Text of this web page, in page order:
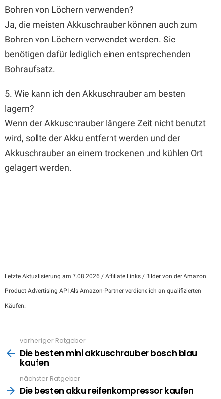
Bohren von Löchern verwenden?
Ja, die meisten Akkuschrauber können auch zum
Bohren von Löchern verwendet werden. Sie
benötigen dafür lediglich einen entsprechenden
Bohraufsatz.
5. Wie kann ich den Akkuschrauber am besten
lagern?
Wenn der Akkuschrauber längere Zeit nicht benutzt
wird, sollte der Akku entfernt werden und der
Akkuschrauber an einem trockenen und kühlen Ort
gelagert werden.
Letzte Aktualisierung am 7.08.2026 / Affiliate Links / Bilder von der Amazon
Product Advertising API Als Amazon-Partner verdiene ich an qualifizierten
Käufen.
more
vorheriger Ratgeber
Die besten mini akkuschrauber bosch blau
kaufen
nächster Ratgeber
Die besten akku reifenkompressor kaufen